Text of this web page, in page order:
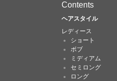
Contents
ヘアスタイル
レディース
ショート
ボブ
ミディアム
セミロング
ロング